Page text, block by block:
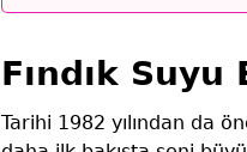
Fındık
Tarihi 1982 yılından da